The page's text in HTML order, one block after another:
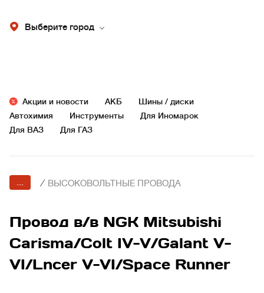
Выберите город
Акции и новости АКБ
Шины / диски
Автохимия
Инструменты
Для Иномарок
Для ВАЗ
Для ГАЗ
... / ВЫСОКОВОЛЬТНЫЕ ПРОВОДА
Провод в/в NGK Mitsubishi
Carisma/Colt IV-V/Galant V-
VI/Lncer V-VI/Space Runner